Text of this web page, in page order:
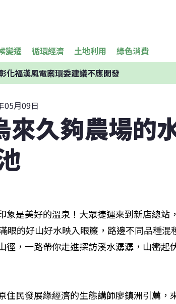
變遷 循環經濟 土地利用 綠色消費
化福漢風電案環委建議不應開發
05月09日
來久夠農場的
象是美好的溫泉！大眾捷運來到新店總站
眼的好山好水映入眼簾，路邊不同品種混
徑，一路帶你走進探訪溪水潺潺，山巒起
住民發展綠經濟的生態講師廖鎮洲引薦，